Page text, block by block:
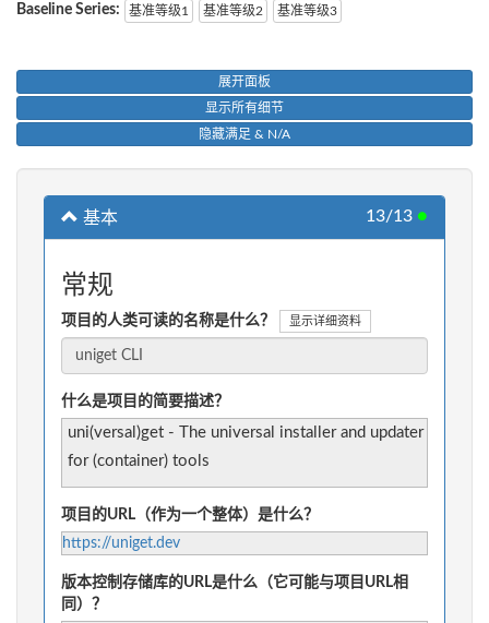
Baseline Series: 基准等级1 基准等级2 基准等级3
展开面板
显示所有细节
隐藏满足 & N/A
基本 13/13 ●
常规
项目的人类可读的名称是什么？ 显示详细资料
什么是项目的简要描述？
uni(versal)get - The universal installer and updater
for (container) tools
项目的URL（作为一个整体）是什么？
https://uniget.dev
版本控制存储库的URL是什么（它可能与项目URL相
同）？